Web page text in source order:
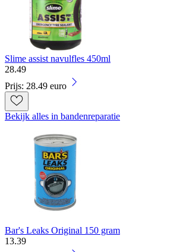
Slime assist navulfles 450ml
28.49
Prijs: 28.49 euro
Bekijk alles in bandenreparatie
Bar's Leaks Original 150 gram
13.39